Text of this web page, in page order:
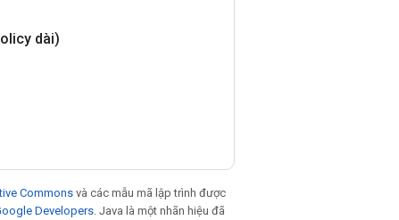
dài)
Commons và các mẫu mã lập trình được
Developers . Java là một nhãn hiệu đã